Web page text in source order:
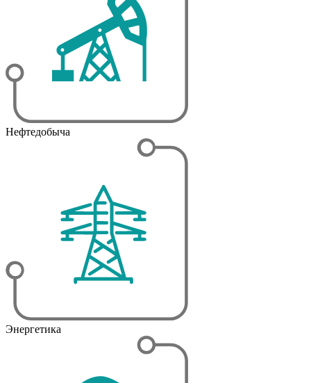
Нефтедобыча
Энергетика